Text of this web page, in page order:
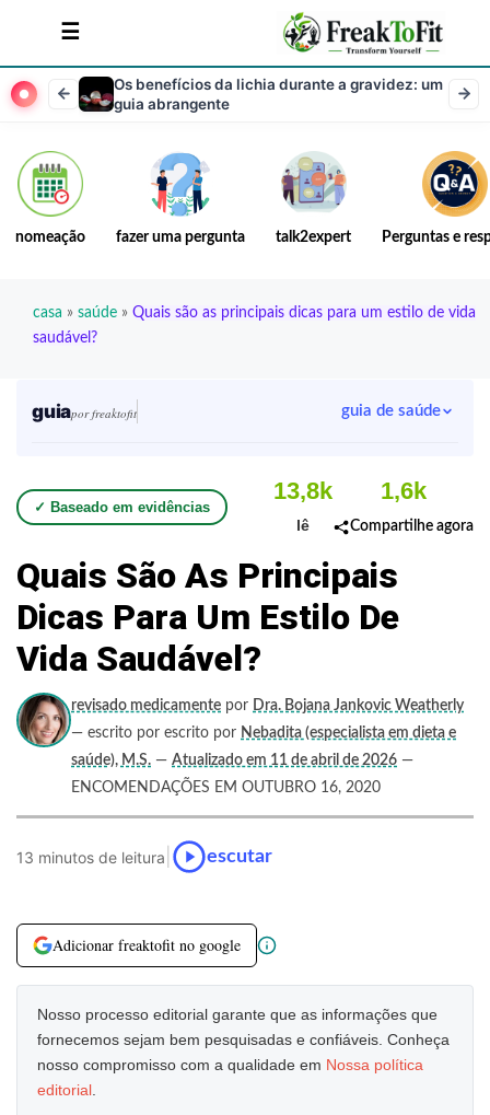
Os benefícios da lichia durante a gravidez: um
guia abrangente
nomeação fazer uma pergunta talk2expert Perguntas e
casa » saúde » Quais são as principais dicas para um estilo de vida
saudável?
guiapor freaktofit guia de saúde
✓ Baseado em evidências
13,8k
lê
1,6k
Compartilhe agora
Quais São As Principais
Dicas Para Um Estilo De
Vida Saudável?
revisado medicamente por Dra. Bojana Jankovic Weatherly
— escrito por escrito por Nebadita (especialista em dieta e
saúde), M.S. — Atualizado em 11 de abril de 2026 —
ENCOMENDAÇÕES EM OUTUBRO 16, 2020
13 minutos de leitura escutar
Adicionar freaktofit no google
Nosso processo editorial garante que as informações que
fornecemos sejam bem pesquisadas e confiáveis. Conheça
nosso compromisso com a qualidade em Nossa política
editorial